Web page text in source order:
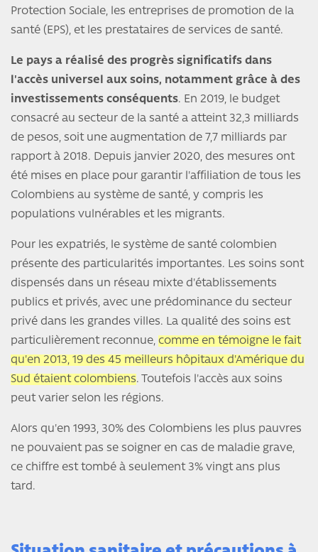
Protection Sociale, les entreprises de promotion de la
santé (EPS), et les prestataires de services de santé.
Le pays a réalisé des progrès significatifs dans
l'accès universel aux soins, notamment grâce à des
investissements conséquents. En 2019, le budget
consacré au secteur de la santé a atteint 32,3 milliards
de pesos, soit une augmentation de 7,7 milliards par
rapport à 2018. Depuis janvier 2020, des mesures ont
été mises en place pour garantir l'affiliation de tous les
Colombiens au système de santé, y compris les
populations vulnérables et les migrants.
Pour les expatriés, le système de santé colombien
présente des particularités importantes. Les soins sont
dispensés dans un réseau mixte d'établissements
publics et privés, avec une prédominance du secteur
privé dans les grandes villes. La qualité des soins est
particulièrement reconnue, comme en témoigne le fait
qu'en 2013, 19 des 45 meilleurs hôpitaux d'Amérique du
Sud étaient colombiens. Toutefois l'accès aux soins
peut varier selon les régions.
Alors qu'en 1993, 30% des Colombiens les plus pauvres
ne pouvaient pas se soigner en cas de maladie grave,
ce chiffre est tombé à seulement 3% vingt ans plus
tard.